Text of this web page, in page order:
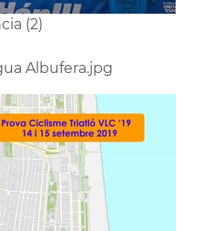
(2)
Albufera.jpg